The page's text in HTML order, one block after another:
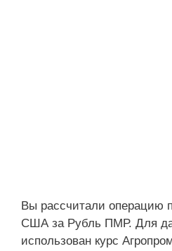
Вы рассчитали операцию
США за Рубль ПМР. Для
использован курс